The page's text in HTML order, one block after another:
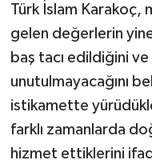
Türk İslam Karakoç,
gelen değerlerin
baş tacı edildiğini
unutulmayacağını
istikamette
farklı zamanlarda
hizmet ettiklerini